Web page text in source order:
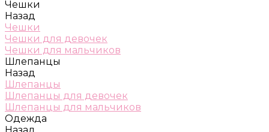
Чешки
Назад
Чешки
Чешки для девочек
Чешки для мальчиков
Шлепанцы
Назад
Шлепанцы
Шлепанцы для девочек
Шлепанцы для мальчиков
Одежда